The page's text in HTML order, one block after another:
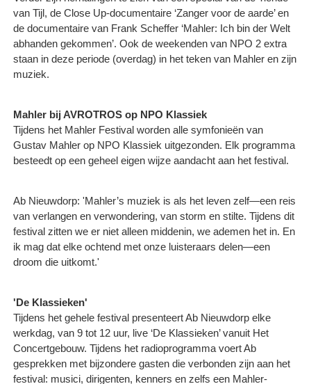
van Tijl, de Close Up-documentaire ‘Zanger voor de aarde’ en
de documentaire van Frank Scheffer ‘Mahler: Ich bin der Welt
abhanden gekommen’. Ook de weekenden van NPO 2 extra
staan in deze periode (overdag) in het teken van Mahler en zijn
muziek.
Mahler bij AVROTROS op NPO Klassiek
Tijdens het Mahler Festival worden alle symfonieën van
Gustav Mahler op NPO Klassiek uitgezonden. Elk programma
besteedt op een geheel eigen wijze aandacht aan het festival.
Ab Nieuwdorp: 'Mahler’s muziek is als het leven zelf—een reis
van verlangen en verwondering, van storm en stilte. Tijdens dit
festival zitten we er niet alleen middenin, we ademen het in. En
ik mag dat elke ochtend met onze luisteraars delen—een
droom die uitkomt.'
'De Klassieken'
Tijdens het gehele festival presenteert Ab Nieuwdorp elke
werkdag, van 9 tot 12 uur, live ‘De Klassieken’ vanuit Het
Concertgebouw. Tijdens het radioprogramma voert Ab
gesprekken met bijzondere gasten die verbonden zijn aan het
festival: musici, dirigenten, kenners en zelfs een Mahler-